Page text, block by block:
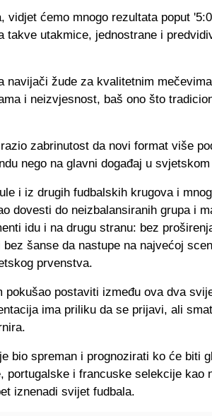
vidjet ćemo mnogo rezultata poput
takve utakmice, jednostrane i
navijači žude za kvalitetnim
i neizvjesnost, baš ono što
zabrinutost da novi format više
nego na glavni događaj u
i iz drugih fudbalskih krugova i
dovesti do neizbalansiranih grupa i
idu i na drugu stranu: bez
šanse da nastupe na najvećoj
prvenstva.
pokušao postaviti između ova dva
ima priliku da se prijavi, ali
bio spreman i prognozirati ko će biti
portugalske i francuske selekcije kao
iznenadi svijet fudbala.